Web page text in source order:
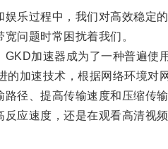
过程中，我们对高效稳定的
问题时常困扰着我们。
加速器成为了一种普遍使用
加速技术，根据网络环境对网
、提高传输速度和压缩传输
速度，还是在观看高清视